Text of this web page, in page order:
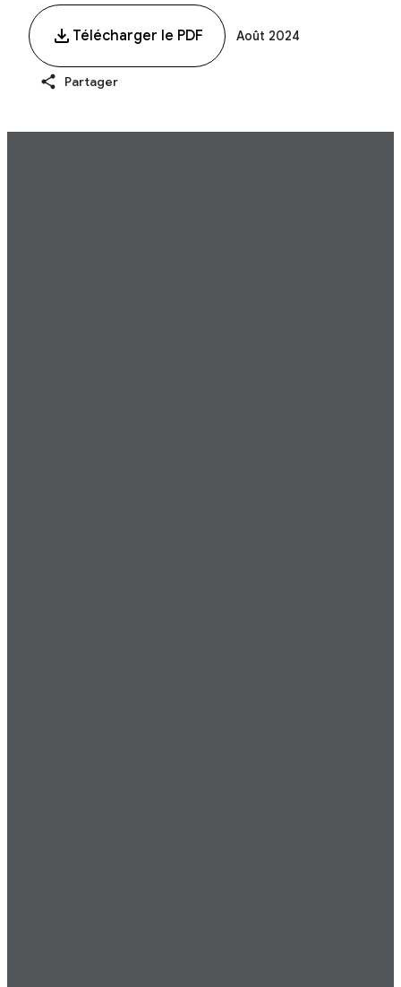
Télécharger le PDF Août 2024
Partager